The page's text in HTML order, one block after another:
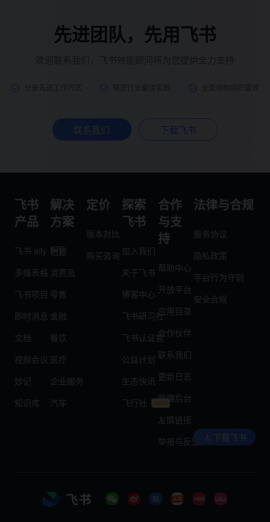
先进团队，先用飞书
联系我们 下载飞书
飞书
产品
飞书 aily
多维表格
飞书项目
即时消息
文档
视频会议
妙记
知识库
解决
方案
制造
消费品
零售
金融
餐饮
医疗
企业服务
汽车
定价
版本对比
购买咨询
探索
飞书
加入我们
关于飞书
博客中心
飞书研习社
飞书认证官
公益计划
生态快讯
飞行社
合作
与支
持
帮助中心
开放平台
应用目录
合作伙伴
联系我们
更新日志
管理后台
友情链接
举报与反馈
法律与合规
服务协议
隐私政策
平台行为守则
安全合规
下载飞书